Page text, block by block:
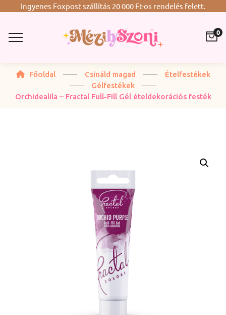
Ingyenes Foxpost szállítás 20 000 Ft-os rendelés felett.
0
Főoldal Csináld magad
Ételfestékek
Gélfestékek
Orchidealila – Fractal Full-Fill Gél ételdekorációs festék